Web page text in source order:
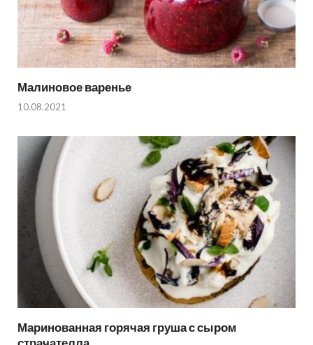
Малиновое варенье
10.08.2021
Маринованная горячая груша с сыром